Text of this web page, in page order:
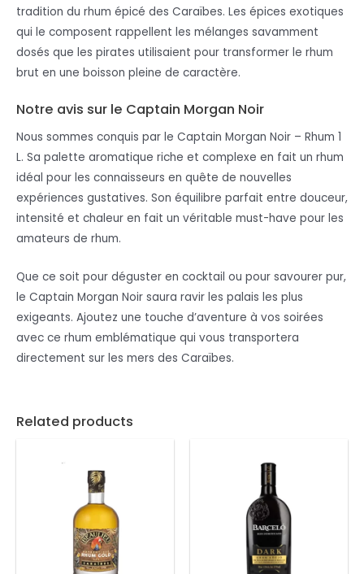
tradition du rhum épicé des Caraïbes. Les épices exotiques
qui le composent rappellent les mélanges savamment
dosés que les pirates utilisaient pour transformer le rhum
brut en une boisson pleine de caractère.
Notre avis sur le Captain Morgan Noir
Nous sommes conquis par le Captain Morgan Noir – Rhum 1
L. Sa palette aromatique riche et complexe en fait un rhum
idéal pour les connaisseurs en quête de nouvelles
expériences gustatives. Son équilibre parfait entre douceur,
intensité et chaleur en fait un véritable must-have pour les
amateurs de rhum.
Que ce soit pour déguster en cocktail ou pour savourer pur,
le Captain Morgan Noir saura ravir les palais les plus
exigeants. Ajoutez une touche d’aventure à vos soirées
avec ce rhum emblématique qui vous transportera
directement sur les mers des Caraïbes.
Related products